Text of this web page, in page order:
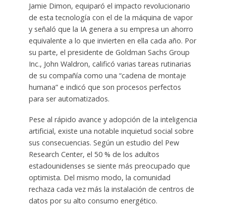
Jamie Dimon, equiparó el impacto revolucionario
de esta tecnología con el de la máquina de vapor
y señaló que la IA genera a su empresa un ahorro
equivalente a lo que invierten en ella cada año. Por
su parte, el presidente de Goldman Sachs Group
Inc., John Waldron, calificó varias tareas rutinarias
de su compañía como una “cadena de montaje
humana” e indicó que son procesos perfectos
para ser automatizados.
Pese al rápido avance y adopción de la inteligencia
artificial, existe una notable inquietud social sobre
sus consecuencias. Según un estudio del Pew
Research Center, el 50 % de los adultos
estadounidenses se siente más preocupado que
optimista. Del mismo modo, la comunidad
rechaza cada vez más la instalación de centros de
datos por su alto consumo energético.